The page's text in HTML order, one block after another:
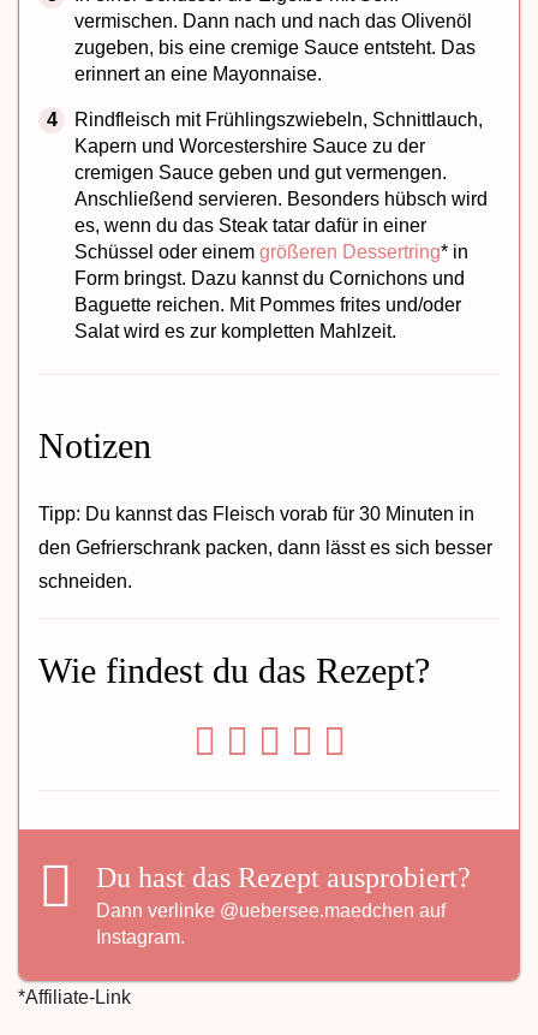
vermischen. Dann nach und nach das Olivenöl
zugeben, bis eine cremige Sauce entsteht. Das
erinnert an eine Mayonnaise.
Rindfleisch mit Frühlingszwiebeln, Schnittlauch,
Kapern und Worcestershire Sauce zu der
cremigen Sauce geben und gut vermengen.
Anschließend servieren. Besonders hübsch wird
es, wenn du das Steak tatar dafür in einer
Schüssel oder einemgrößeren Dessertring* in
Form bringst. Dazu kannst du Cornichons und
Baguette reichen. Mit Pommes frites und/oder
Salat wird es zur kompletten Mahlzeit.
Notizen
Tipp: Du kannst das Fleisch vorab für 30 Minuten in
den Gefrierschrank packen, dann lässt es sich besser
schneiden.
Wie findest du das Rezept?
Du hast das Rezept ausprobiert?
Dann verlinke @uebersee.maedchen auf
Instagram.
*Affiliate-Link